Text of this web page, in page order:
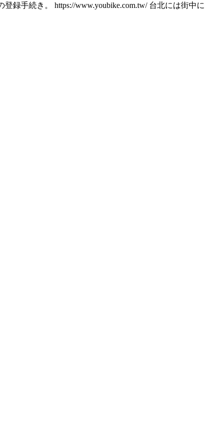
録手続き。 https://www.youbike.com.tw/ 台北には街中に